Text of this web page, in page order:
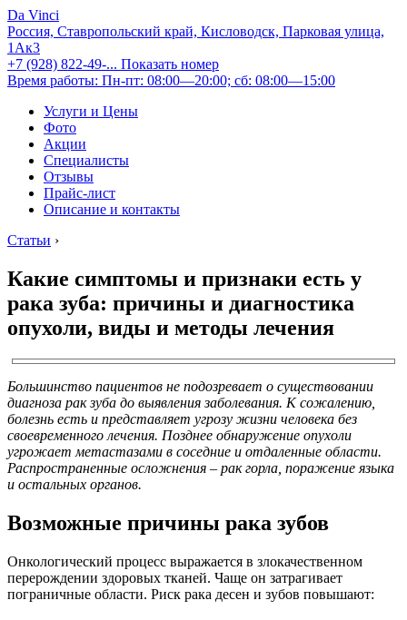
Da Vinci
Россия, Ставропольский край, Кисловодск, Парковая улица,
1Ак3
+7 (928) 822-49-... Показать номер
Время работы: Пн-пт: 08:00—20:00; сб: 08:00—15:00
Услуги и Цены
Фото
Акции
Специалисты
Отзывы
Прайс-лист
Описание и контакты
Статьи ›
Какие симптомы и признаки есть у
рака зуба: причины и диагностика
опухоли, виды и методы лечения
Большинство пациентов не подозревает о существовании
диагноза рак зуба до выявления заболевания. К сожалению,
болезнь есть и представляет угрозу жизни человека без
своевременного лечения. Позднее обнаружение опухоли
угрожает метастазами в соседние и отдаленные области.
Распространенные осложнения – рак горла, поражение языка
и остальных органов.
Возможные причины рака зубов
Онкологический процесс выражается в злокачественном
перерождении здоровых тканей. Чаще он затрагивает
пограничные области. Риск рака десен и зубов повышают: